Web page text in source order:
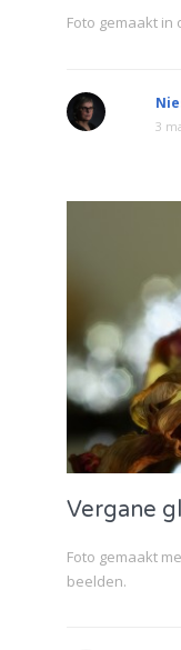
Foto gemaakt in
3
Vergane
Foto gemaakt
beelden.